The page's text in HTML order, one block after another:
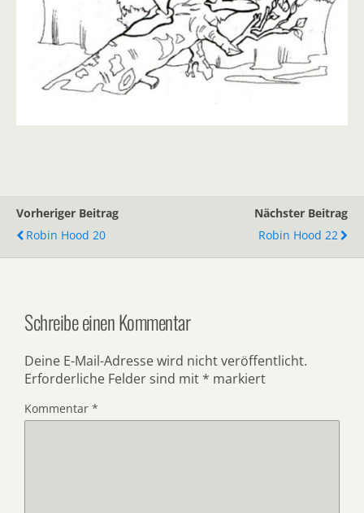
Vorheriger Beitrag
Robin Hood 20
Nächster Beitrag
Robin Hood 22
Schreibe einen Kommentar
Deine E-Mail-Adresse wird nicht veröffentlicht.
Erforderliche Felder sind mit * markiert
Kommentar *